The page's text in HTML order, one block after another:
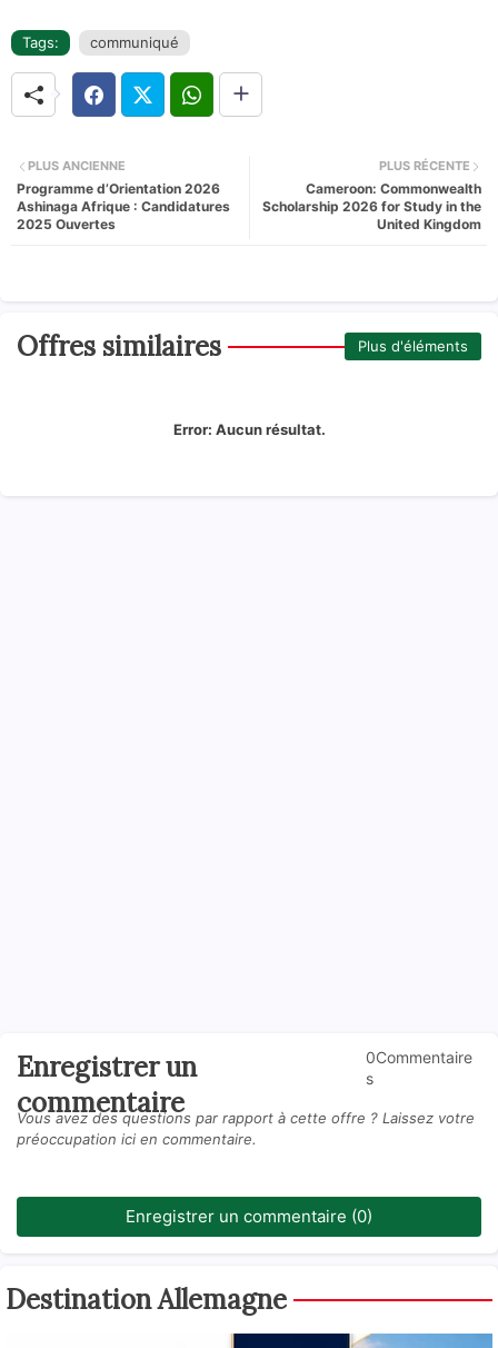
Tags: communiqué
PLUS RÉCENTE
Cameroon: Commonwealth
Scholarship 2026 for Study in the
United Kingdom
PLUS ANCIENNE
Programme d’Orientation 2026
Ashinaga Afrique : Candidatures
2025 Ouvertes
Offres similaires Plus d'éléments
Error: Aucun résultat.
Enregistrer un
commentaire
0Commentaire
s
Vous avez des questions par rapport à cette offre ? Laissez votre
préoccupation ici en commentaire.
Enregistrer un commentaire (0)
Destination Allemagne